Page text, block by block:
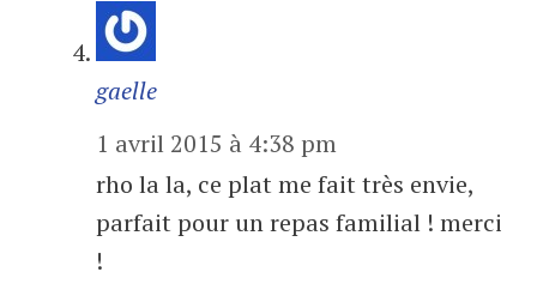
gaelle
1 avril 2015 à 4:38 pm
rho la la, ce plat me fait très envie,
parfait pour un repas familial ! merci
!